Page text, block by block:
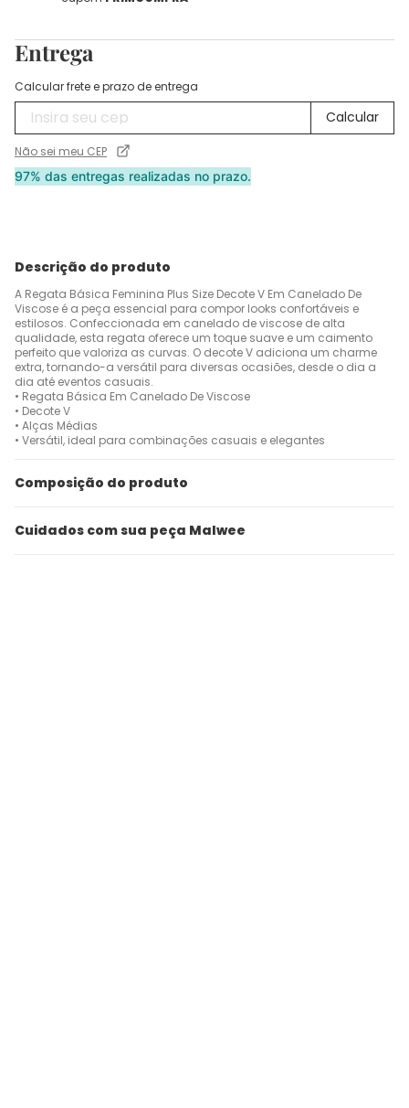
Entrega
Calcular frete e prazo de entrega
Não sei meu CEP
97% das entregas realizadas no prazo.
Descrição do produto
A Regata Básica Feminina Plus Size Decote V Em Canelado De
Viscose é a peça essencial para compor looks confortáveis e
estilosos. Confeccionada em canelado de viscose de alta
qualidade, esta regata oferece um toque suave e um caimento
perfeito que valoriza as curvas. O decote V adiciona um charme
extra, tornando-a versátil para diversas ocasiões, desde o dia a
dia até eventos casuais.
• Regata Básica Em Canelado De Viscose
• Decote V
• Alças Médias
• Versátil, ideal para combinações casuais e elegantes
Composição do produto
Cuidados com sua peça Malwee